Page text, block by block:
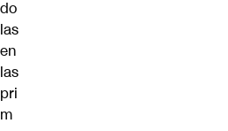
do
las
en
las
pri
m